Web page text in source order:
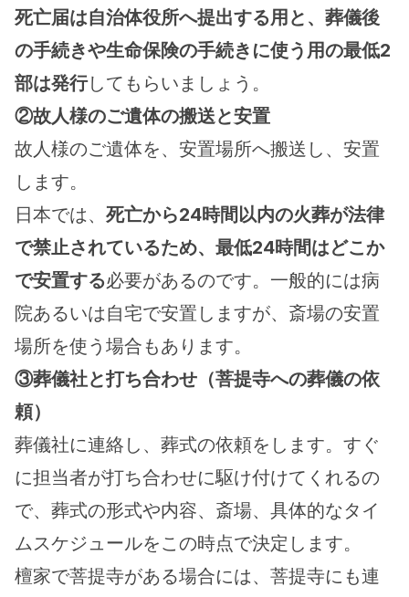
死亡届は自治体役所へ提出する用と、葬儀後
の手続きや生命保険の手続きに使う用の最低2
部は発行してもらいましょう。
②故人様のご遺体の搬送と安置
故人様のご遺体を、安置場所へ搬送し、安置
します。
日本では、 死亡から24時間以内の火葬が法律
で禁止されているため、最低24時間はどこか
で安置する必要があるのです。一般的には病
院あるいは自宅で安置しますが、斎場の安置
場所を使う場合もあります。
③葬儀社と打ち合わせ（菩提寺への葬儀の依
頼）
葬儀社に連絡し、葬式の依頼をします。すぐ
に担当者が打ち合わせに駆け付けてくれるの
で、葬式の形式や内容、斎場、具体的なタイ
ムスケジュールをこの時点で決定します。
檀家で菩提寺がある場合には、菩提寺にも連